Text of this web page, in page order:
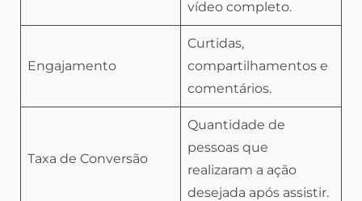
vídeo completo.
Engajamento
Curtidas,
compartilhamentos e
comentários.
Taxa de Conversão
Quantidade de
pessoas que
realizaram a ação
desejada após assistir.